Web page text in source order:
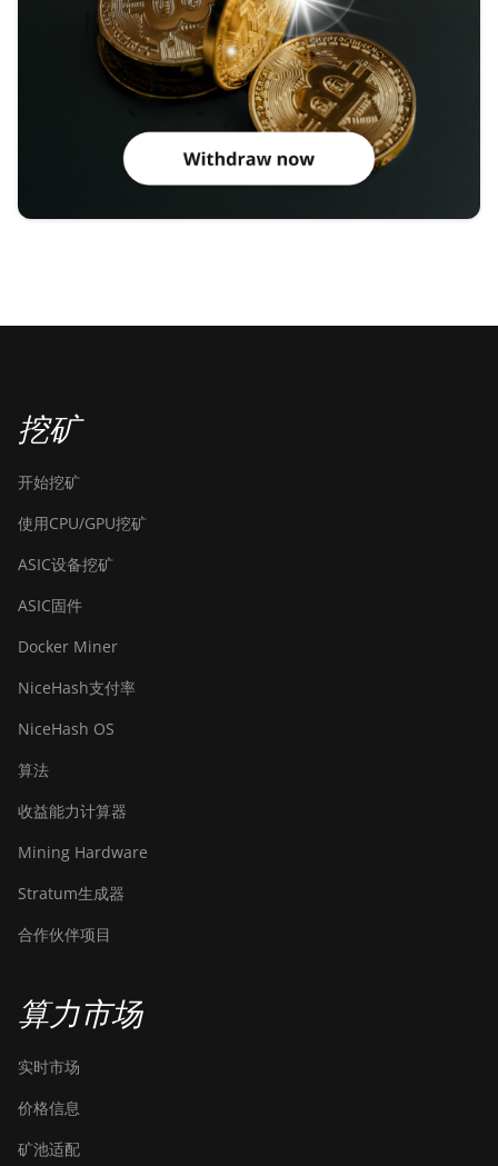
挖矿
开始挖矿
使用CPU/GPU挖矿
ASIC设备挖矿
ASIC固件
Docker Miner
NiceHash支付率
NiceHash OS
算法
收益能力计算器
Mining Hardware
Stratum生成器
合作伙伴项目
算力市场
实时市场
价格信息
矿池适配